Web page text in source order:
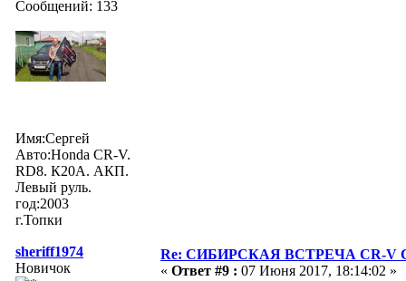
Сообщений: 133
Имя:Сергей
Авто:Honda CR-V.
RD8. К20А. АКП.
Левый руль.
год:2003
г.Топки
sheriff1974
Новичок
Re: СИБИРСКАЯ ВСТРЕЧА CR-V
« Ответ #9 : 07 Июня 2017, 18:14:02 »